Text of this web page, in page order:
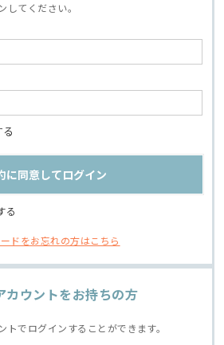
してください。
る
ドをお忘れの方はこちら
カウントをお持ちの方
トでログインすることができます。